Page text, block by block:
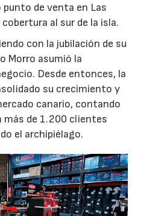
punto de venta en Las
al sur de la isla.
con la jubilación de su
Morro asumió la
Desde entonces, la
su crecimiento y
canario, contando
de 1.200 clientes
el archipiélago.